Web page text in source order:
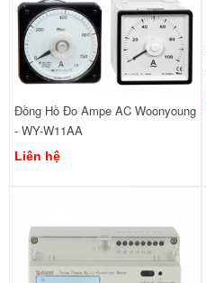
Đồng Hồ Đo Ampe AC Woonyoung
- WY-W11AA
Liên hệ